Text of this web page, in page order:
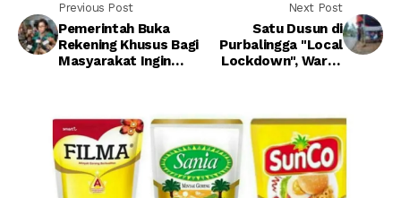
Previous Post
Pemerintah Buka
Rekening Khusus Bagi
Masyarakat Ingin
Next Post
Satu Dusun di
Purbalingga "Local
Lockdown", Warga